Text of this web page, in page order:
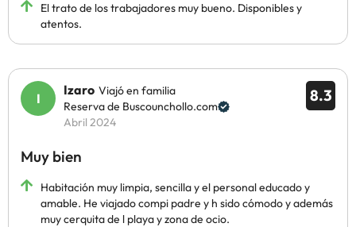
El trato de los trabajadores muy bueno. Disponibles y
atentos.
8.3
Izaro Viajó en familia
Reserva de Buscounchollo.com
Abril 2024
Muy bien
Habitación muy limpia, sencilla y el personal educado y
amable. He viajado compi padre y h sido cómodo y además
muy cerquita de l playa y zona de ocio.